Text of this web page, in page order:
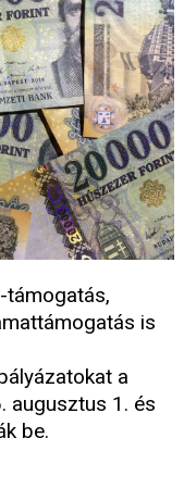
támogatás,
is
a
augusztus 1. és
be.